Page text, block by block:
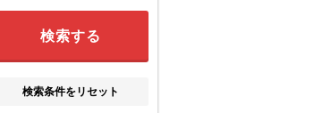
検索条件をリセット